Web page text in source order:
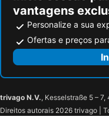
vantagens
Personalize a sua
Ofertas e preços
trivago N.V., Kesselstraße 5 –
Direitos autorais 2026 trivago |